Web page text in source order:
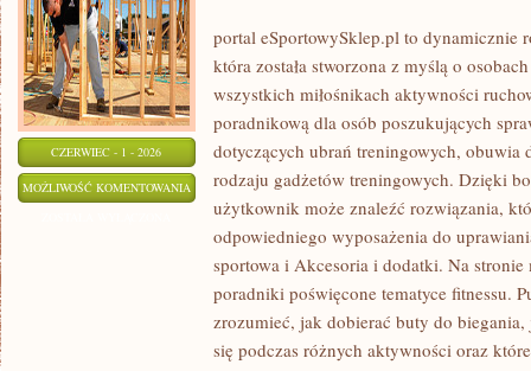
CZERWIEC - 1 - 2026
MOŻLIWOŚĆ KOMENTOWANIA AKCESORIA
DODATKI
portal eSportowySklep.pl to dynamicznie
która została stworzona z myślą o
wszystkich miłośnikach aktywności
poradnikową dla osób poszukujących
dotyczących ubrań treningowych, obuwia
rodzaju gadżetów treningowych. Dzięki
użytkownik może znaleźć rozwiązania,
odpowiedniego wyposażenia do
sportowa i Akcesoria i dodatki. Na stronie
poradniki poświęcone tematyce fitnessu.
zrozumieć, jak dobierać buty do
się podczas różnych aktywności oraz